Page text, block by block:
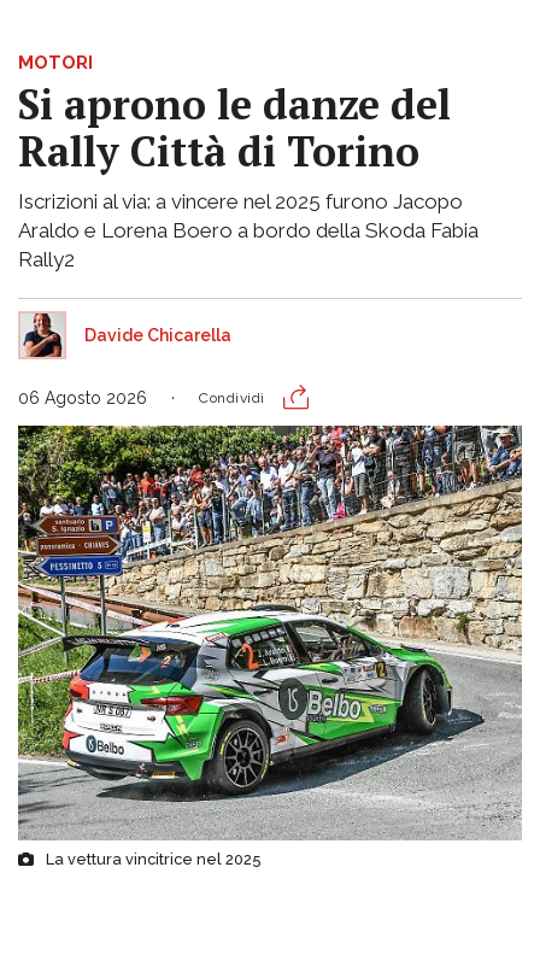
MOTORI
Si aprono le danze del
Rally Città di Torino
Iscrizioni al via: a vincere nel 2025 furono Jacopo
Araldo e Lorena Boero a bordo della Skoda Fabia
Rally2
Davide Chicarella
06 Agosto 2026 Condividi
La vettura vincitrice nel 2025